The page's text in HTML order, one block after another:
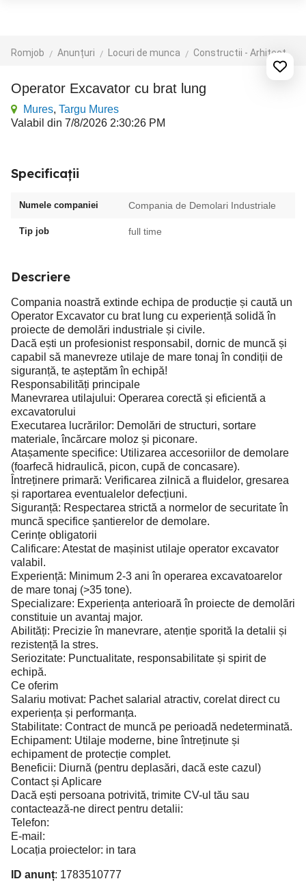
Romjob Anunțuri Locuri de munca Constructii - Arhitectura - Design
Operator Excavator cu brat lung
Mures, Targu Mures
Valabil din 7/8/2026 2:30:26 PM
Specificații
Numele companiei Compania de Demolari Industriale
Tip job full time
Descriere
Compania noastră extinde echipa de producție și caută un
Operator Excavator cu brat lung cu experiență solidă în
proiecte de demolări industriale și civile.
Dacă ești un profesionist responsabil, dornic de muncă și
capabil să manevreze utilaje de mare tonaj în condiții de
siguranță, te așteptăm în echipă!
Responsabilități principale
Manevrarea utilajului: Operarea corectă și eficientă a
excavatorului
Executarea lucrărilor: Demolări de structuri, sortare
materiale, încărcare moloz și piconare.
Atașamente specifice: Utilizarea accesoriilor de demolare
(foarfecă hidraulică, picon, cupă de concasare).
Întreținere primară: Verificarea zilnică a fluidelor, gresarea
și raportarea eventualelor defecțiuni.
Siguranță: Respectarea strictă a normelor de securitate în
muncă specifice șantierelor de demolare.
Cerințe obligatorii
Calificare: Atestat de mașinist utilaje operator excavator
valabil.
Experiență: Minimum 2-3 ani în operarea excavatoarelor
de mare tonaj (>35 tone).
Specializare: Experiența anterioară în proiecte de demolări
constituie un avantaj major.
Abilități: Precizie în manevrare, atenție sporită la detalii și
rezistență la stres.
Seriozitate: Punctualitate, responsabilitate și spirit de
echipă.
Ce oferim
Salariu motivat: Pachet salarial atractiv, corelat direct cu
experiența și performanța.
Stabilitate: Contract de muncă pe perioadă nedeterminată.
Echipament: Utilaje moderne, bine întreținute și
echipament de protecție complet.
Beneficii: Diurnă (pentru deplasări, dacă este cazul)
Contact și Aplicare
Dacă ești persoana potrivită, trimite CV-ul tău sau
contactează-ne direct pentru detalii:
Telefon:
E-mail:
Locația proiectelor: in tara
ID anunț: 1783510777